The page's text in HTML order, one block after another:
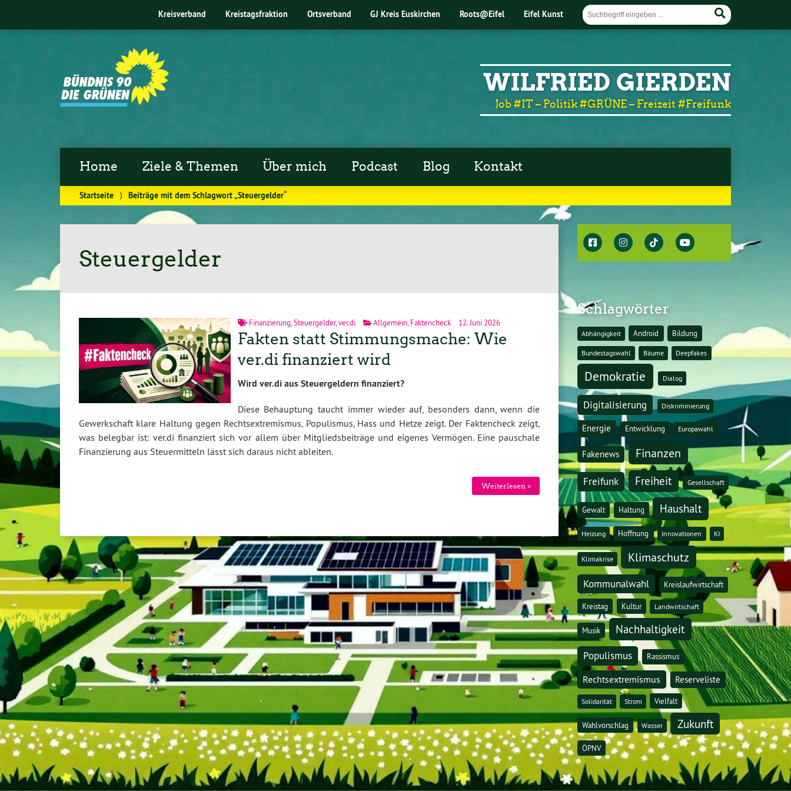
Kreisverband Kreistagsfraktion Ortsverband GJ Kreis Euskirchen Roots@Eifel Eifel Kunst
WILFRIED GIERDEN
Job #IT – Politik #GRÜNE – Freizeit #Freifunk
Home Ziele & Themen Über mich Podcast Blog Kontakt
Startseite ⟩ Beiträge mit dem Schlagwort „Steuergelder“
Steuergelder
Finanzierung Steuergelder,ver.di Allgemein, Faktencheck 12. Juni 2026
Fakten statt Stimmungsmache: Wie
ver.di finanziert wird
Wird ver.di aus Steuergeldern finanziert?
Diese Behauptung taucht immer wieder auf, besonders dann, wenn die
Gewerkschaft klare Haltung gegen Rechtsextremismus, Populismus, Hass und Hetze zeigt. Der Faktencheck zeigt,
was belegbar ist: ver.di finanziert sich vor allem über Mitgliedsbeiträge und eigenes Vermögen. Eine pauschale
Finanzierung aus Steuermitteln lässt sich daraus nicht ableiten.
Weiterlesen »
Schlagwörter
Abhängigkeit Android Bildung
Bundestagswahl Bäume Deepfakes
Demokratie Dialog
Digitalisierung Diskriminierung
Energie Entwicklung Europawahl
Fakenews Finanzen
Freifunk Freiheit Gesellschaft
Gewalt Haltung Haushalt
Heizung Hoffnung Innovationen KI
Klimakrise Klimaschutz
Kommunalwahl Kreislaufwirtschaft
Kreistag Kultur Landwirtschaft
Musik Nachhaltigkeit
Populismus Rassismus
Rechtsextremismus Reserveliste
Solidarität Strom Vielfalt
Wahlvorschlag Wasser Zukunft
ÖPNV